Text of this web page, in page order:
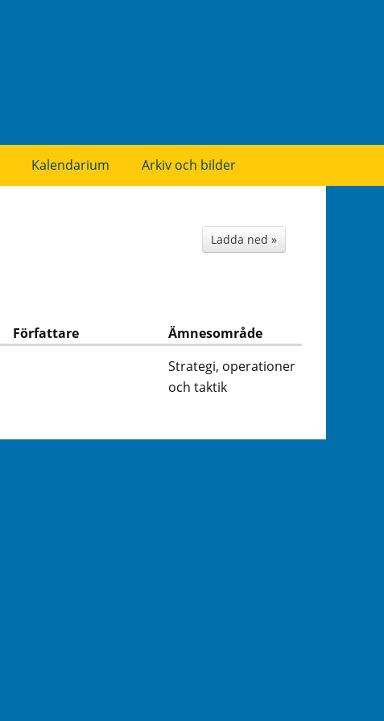
Kalendarium Arkiv och bilder
Ladda ned »
Författare
Ämnesområde
Strategi, operationer
och taktik